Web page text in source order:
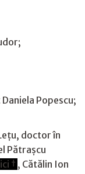
Popescu;
doctor în
Pătrașcu
† , Cătălin Ion